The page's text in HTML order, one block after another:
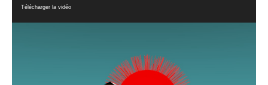
Lecteur
vidéo
Télécharger la vidéo